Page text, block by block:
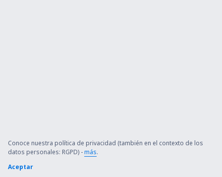
Conoce nuestra política de privacidad (también en el contexto de los
datos personales: RGPD) -más.
Aceptar